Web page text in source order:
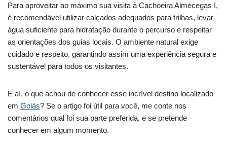
Para aproveitar ao máximo sua visita à Cachoeira Almécegas I,
é recomendável utilizar calçados adequados para trilhas, levar
água suficiente para hidratação durante o percurso e respeitar
as orientações dos guias locais. O ambiente natural exige
cuidado e respeito, garantindo assim uma experiência segura e
sustentável para todos os visitantes.
E aí, o que achou de conhecer esse incrível destino localizado
em Goiás? Se o artigo foi útil para você, me conte nos
comentários qual foi sua parte preferida, e se pretende
conhecer em algum momento.